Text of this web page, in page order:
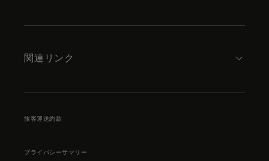
関連リンク
旅客運送約款
プライバシーサマリー